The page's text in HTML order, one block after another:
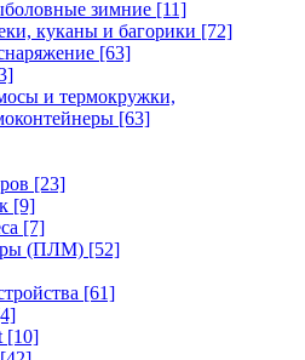
зимние [11]
куканы и багорики [72]
[63]
и термокружки,
[63]
[23]
[9]
[7]
(ПЛМ) [52]
[61]
[10]